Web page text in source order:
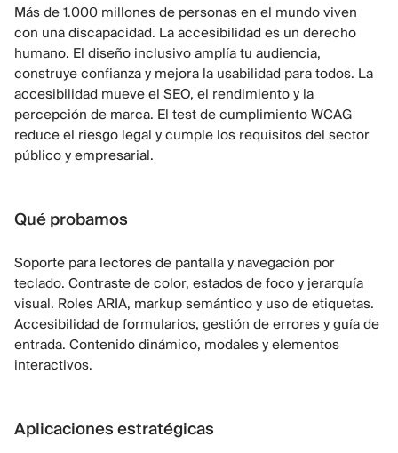
Más de 1.000 millones de personas en el mundo viven
con una discapacidad. La accesibilidad es un derecho
humano. El diseño inclusivo amplía tu audiencia,
construye confianza y mejora la usabilidad para todos. La
accesibilidad mueve el SEO, el rendimiento y la
percepción de marca. El test de cumplimiento WCAG
reduce el riesgo legal y cumple los requisitos del sector
público y empresarial.
Qué probamos
Soporte para lectores de pantalla y navegación por
teclado. Contraste de color, estados de foco y jerarquía
visual. Roles ARIA, markup semántico y uso de etiquetas.
Accesibilidad de formularios, gestión de errores y guía de
entrada. Contenido dinámico, modales y elementos
interactivos.
Aplicaciones estratégicas